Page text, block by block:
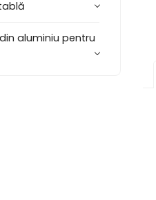
aluminiu pentru